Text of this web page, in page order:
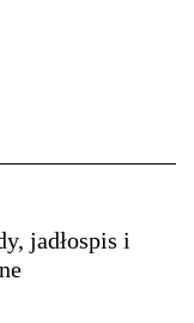
jadłospis i